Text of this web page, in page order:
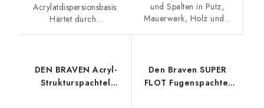
Acrylatdispersionsbasis.
Härtet durch...
und Spalten in Putz,
Mauerwerk, Holz und...
DEN BRAVEN Acryl-
Strukturspachtel
Den Braven SUPER
FLOT Fugenspachtel